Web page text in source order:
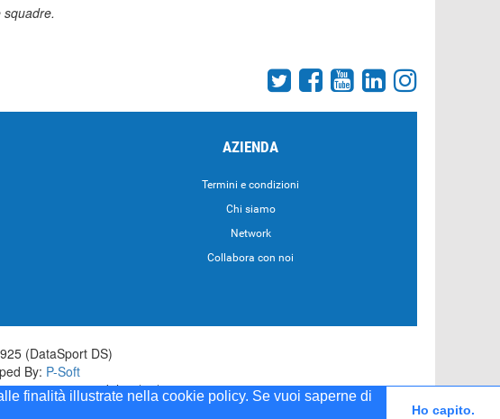
finalità illustrate nella cookie policy. Se vuoi saperne di
Ho capito.
AZIENDA
Termini e condizioni
Chi siamo
Network
Collabora con noi
(DataSport DS)
By: P-Soft
iscrizione n.255 del 20/04/2001